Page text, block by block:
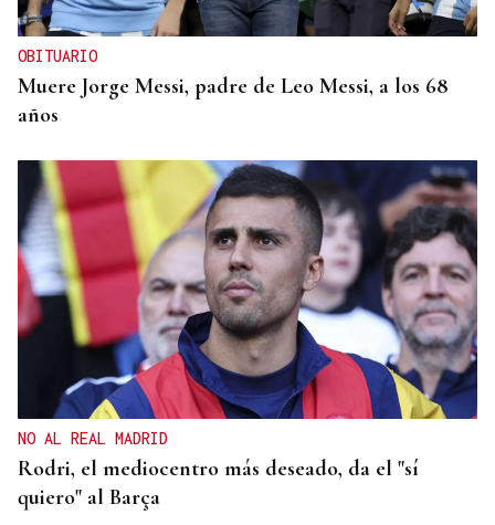
OBITUARIO
Muere Jorge Messi, padre de Leo Messi, a los 68
años
NO AL REAL MADRID
Rodri, el mediocentro más deseado, da el "sí
quiero" al Barça